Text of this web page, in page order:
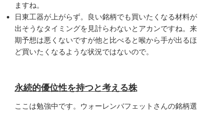
ますね。
日東工器が上がらず。良い銘柄でも買いたくなる材料が
出そうなタイミングを見計らわないとアカンですね。来
期予想は悪くないですが他と比べると喉から手が出るほ
ど買いたくなるような状況ではないので。
永続的優位性を持つと考える株
ここは勉強中です。ウォーレンバフェットさんの銘柄選